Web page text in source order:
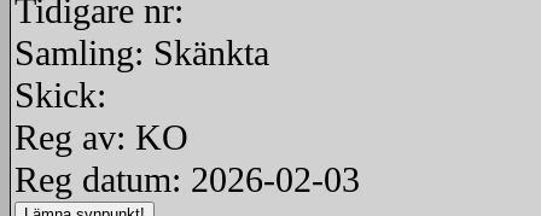
Tidigare nr:
Samling: Skänkta
Skick:
Reg av: KO
Reg datum: 2026-02-03